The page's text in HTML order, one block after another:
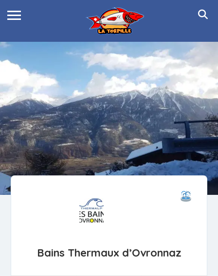
Bains Thermaux d’Ovronnaz